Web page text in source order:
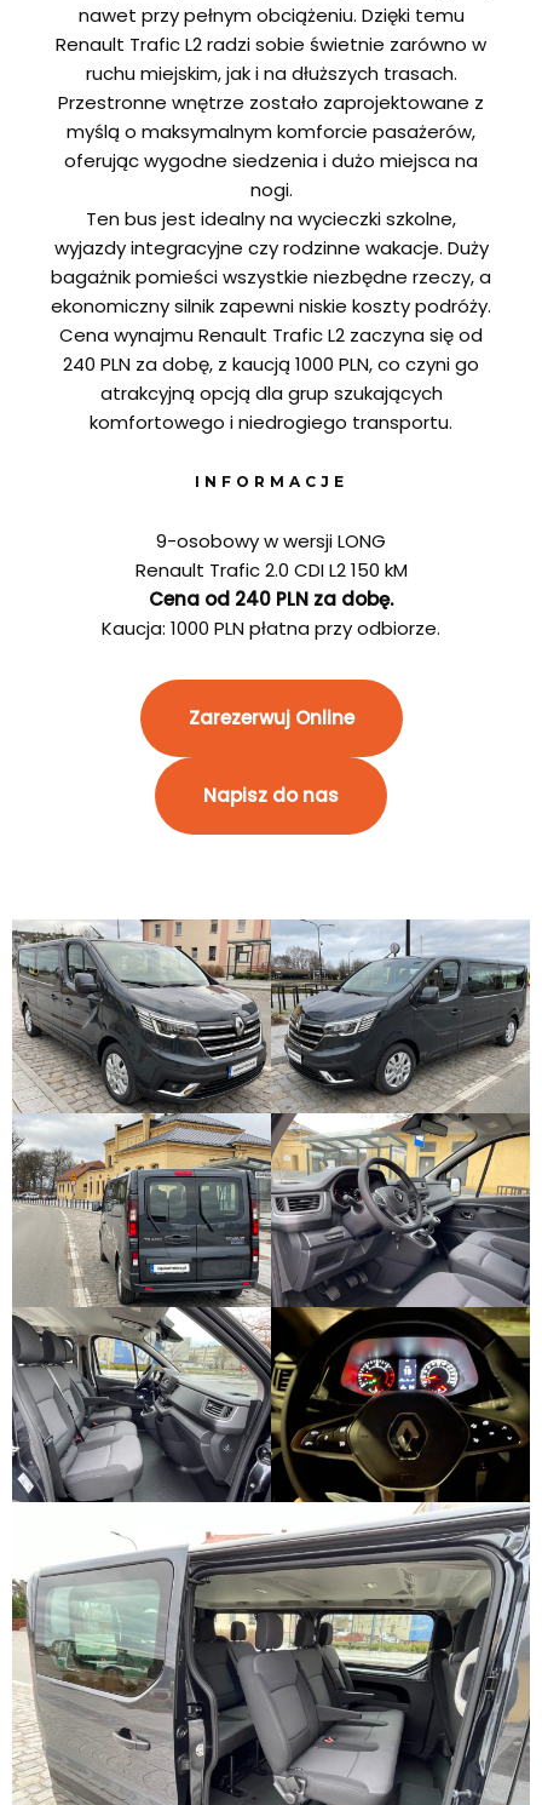
nawet przy pełnym obciążeniu. Dzięki temu
Renault Trafic L2 radzi sobie świetnie zarówno w
ruchu miejskim, jak i na dłuższych trasach.
Przestronne wnętrze zostało zaprojektowane z
myślą o maksymalnym komforcie pasażerów,
oferując wygodne siedzenia i dużo miejsca na
nogi.
Ten bus jest idealny na wycieczki szkolne,
wyjazdy integracyjne czy rodzinne wakacje. Duży
bagażnik pomieści wszystkie niezbędne rzeczy, a
ekonomiczny silnik zapewni niskie koszty podróży.
Cena wynajmu Renault Trafic L2 zaczyna się od
240 PLN za dobę, z kaucją 1000 PLN, co czyni go
atrakcyjną opcją dla grup szukających
komfortowego i niedrogiego transportu.
INFORMACJE
9-osobowy w wersji LONG
Renault Trafic 2.0 CDI L2 150 kM
Cena od 240 PLN za dobę.
Kaucja: 1000 PLN płatna przy odbiorze.
Zarezerwuj Online
Napisz do nas